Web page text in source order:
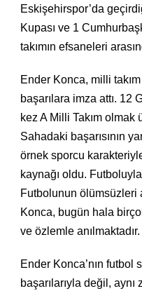
Eskişehirspor’da
Kupası ve 1
takımın efsaneleri
Ender Konca, milli
başarılara imza attı. 12
kez A Milli Takım
Sahadaki başarısının
örnek sporcu
kaynağı oldu.
Futbolunun ölümsüzleri
Konca, bugün hala
ve özlemle anılmaktadır.
Ender Konca’nın
başarılarıyla değil,